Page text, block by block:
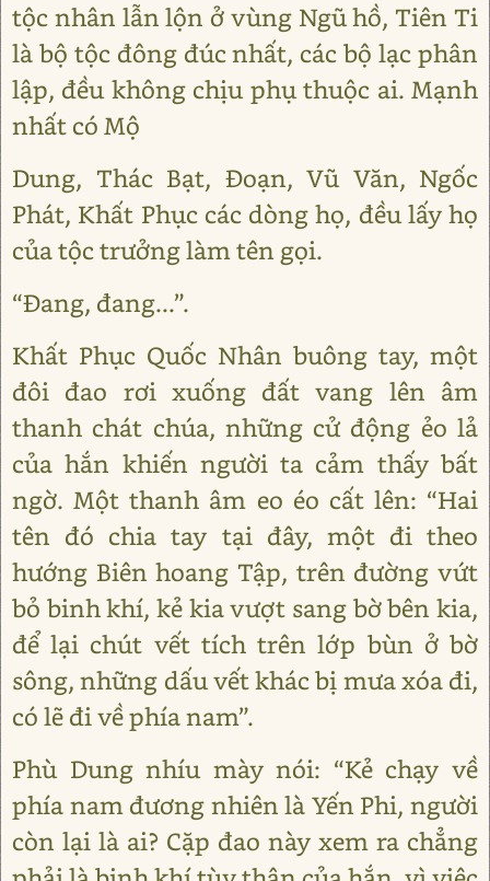
tộc nhân lẫn lộn ở vùng Ngũ hồ, Tiên Ti
là bộ tộc đông đúc nhất, các bộ lạc phân
lập, đều không chịu phụ thuộc ai. Mạnh
nhất có Mộ
Dung, Thác Bạt, Đoạn, Vũ Văn, Ngốc
Phát, Khất Phục các dòng họ, đều lấy họ
của tộc trưởng làm tên gọi.
“Đang, đang...”.
Khất Phục Quốc Nhân buông tay, một
đôi đao rơi xuống đất vang lên âm
thanh chát chúa, những cử động ẻo lả
của hắn khiến người ta cảm thấy bất
ngờ. Một thanh âm eo éo cất lên: “Hai
tên đó chia tay tại đây, một đi theo
hướng Biên hoang Tập, trên đường vứt
bỏ binh khí, kẻ kia vượt sang bờ bên kia,
để lại chút vết tích trên lớp bùn ở bờ
sông, những dấu vết khác bị mưa xóa đi,
có lẽ đi về phía nam”.
Phù Dung nhíu mày nói: “Kẻ chạy về
phía nam đương nhiên là Yến Phi, người
còn lại là ai? Cặp đao này xem ra chẳng